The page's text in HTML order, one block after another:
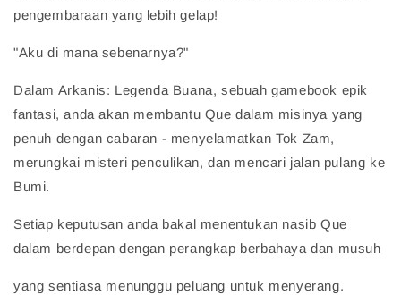
pengembaraan yang lebih gelap!
"Aku di mana sebenarnya?"
Dalam Arkanis: Legenda Buana, sebuah gamebook epik
fantasi, anda akan membantu Que dalam misinya yang
penuh dengan cabaran - menyelamatkan Tok Zam,
merungkai misteri penculikan, dan mencari jalan pulang ke
Bumi.
Setiap keputusan anda bakal menentukan nasib Que
dalam berdepan dengan perangkap berbahaya dan musuh
yang sentiasa menunggu peluang untuk menyerang.